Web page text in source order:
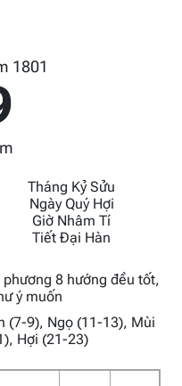
1801
Tháng Kỷ Sửu
Ngày Quý Hợi
Giờ Nhâm Tí
Tiết Đại Hàn
8 hướng đều tốt,
ý muốn
(7-9), Ngọ (11-13), Mùi
Hợi (21-23)